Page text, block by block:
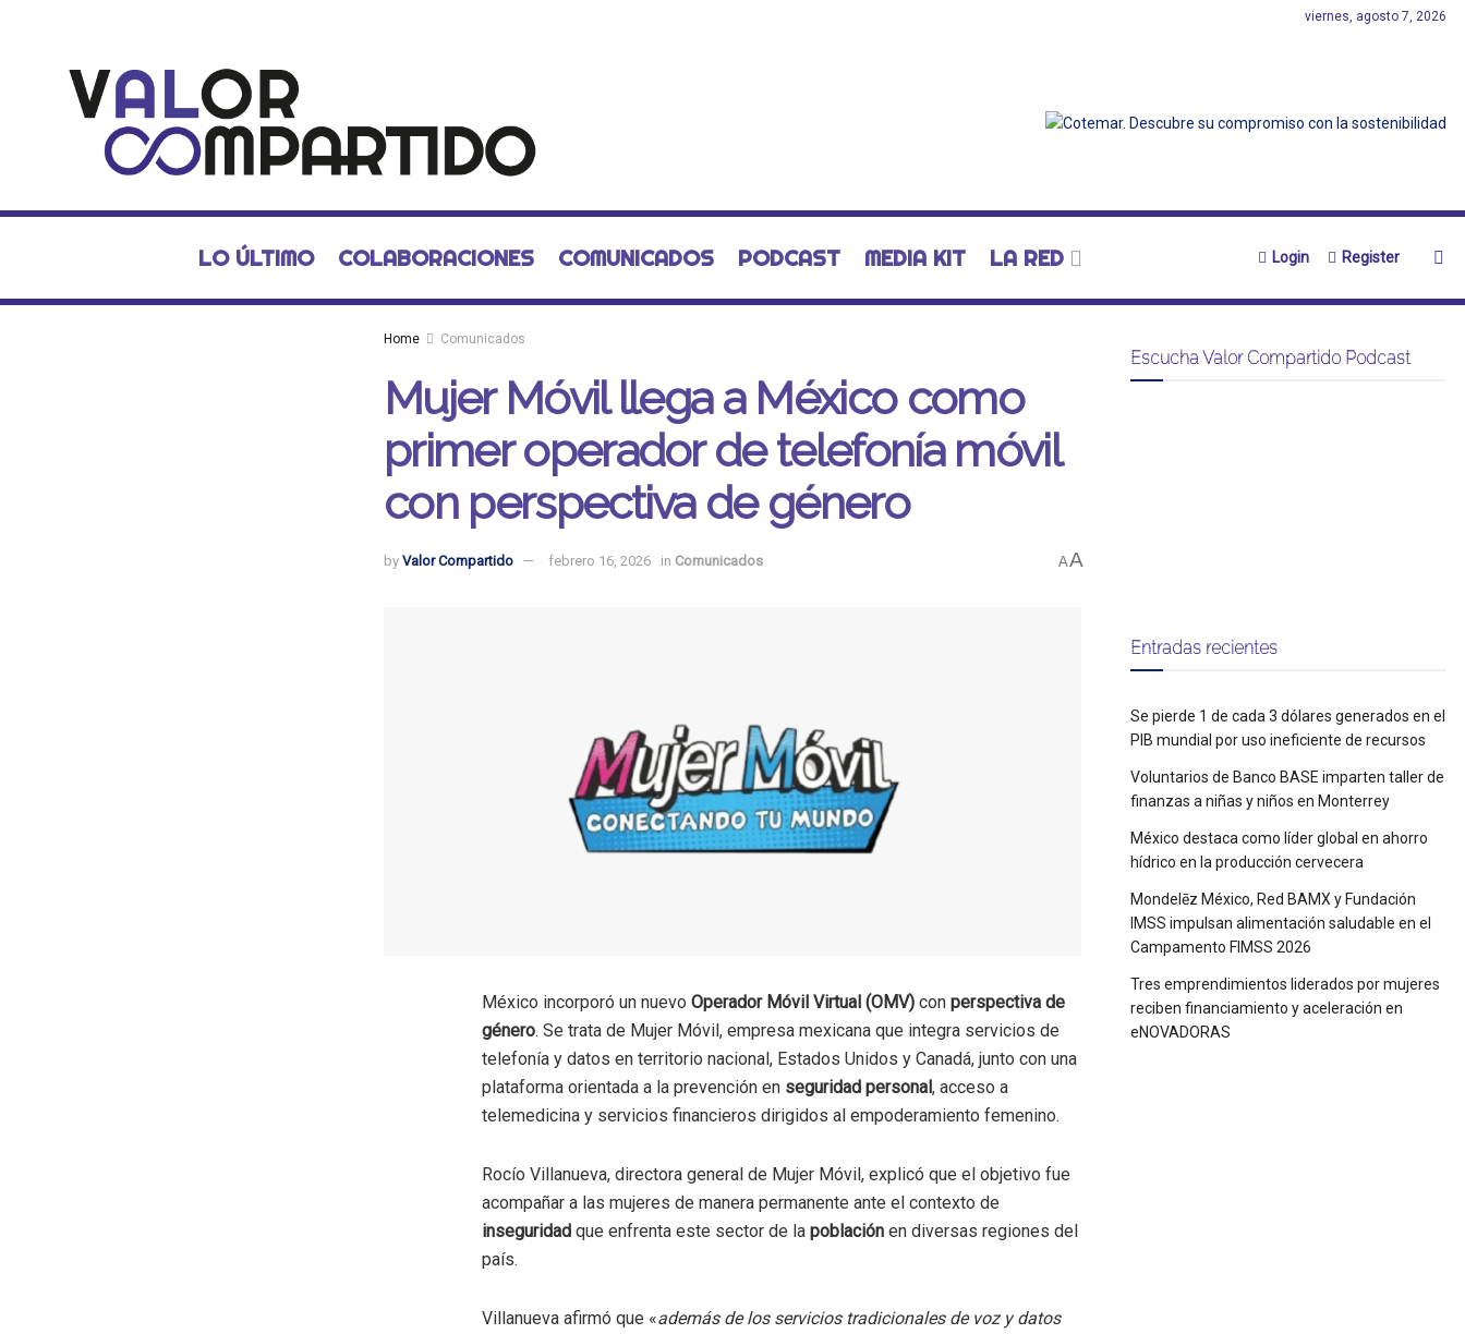
viernes, agosto 7, 2026
LO ÚLTIMO COLABORACIONES COMUNICADOS PODCAST MEDIA KIT LA RED Login Register
Home Comunicados
Mujer Móvil llega a México como
primer operador de telefonía móvil
con perspectiva de género
by Valor Compartido febrero 16, 2026 in Comunicados AA
México incorporó un nuevo Operador Móvil Virtual (OMV) con perspectiva de
género. Se trata de Mujer Móvil, empresa mexicana que integra servicios de
telefonía y datos en territorio nacional, Estados Unidos y Canadá, junto con una
plataforma orientada a la prevención en seguridad personal, acceso a
telemedicina y servicios financieros dirigidos al empoderamiento femenino.
Rocío Villanueva, directora general de Mujer Móvil, explicó que el objetivo fue
acompañar a las mujeres de manera permanente ante el contexto de
inseguridad que enfrenta este sector de la población en diversas regiones del
país.
Villanueva afirmó que «además de los servicios tradicionales de voz y datos
Escucha Valor Compartido Podcast
Entradas recientes
Se pierde 1 de cada 3 dólares generados en el
PIB mundial por uso ineficiente de recursos
Voluntarios de Banco BASE imparten taller de
finanzas a niñas y niños en Monterrey
México destaca como líder global en ahorro
hídrico en la producción cervecera
Mondelēz México, Red BAMX y Fundación
IMSS impulsan alimentación saludable en el
Campamento FIMSS 2026
Tres emprendimientos liderados por mujeres
reciben financiamiento y aceleración en
eNOVADORAS